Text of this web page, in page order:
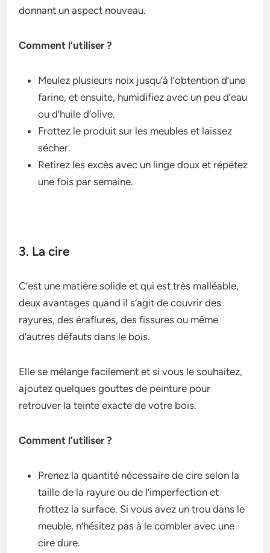
donnant un aspect nouveau.
Comment l’utiliser ?
Meulez plusieurs noix jusqu’à l’obtention d’une
farine, et ensuite, humidifiez avec un peu d’eau
ou d’huile d’olive.
Frottez le produit sur les meubles et laissez
sécher.
Retirez les excès avec un linge doux et répétez
une fois par semaine.
3. La cire
C’est une matière solide et qui est très malléable,
deux avantages quand il s’agit de couvrir des
rayures, des éraflures, des fissures ou même
d’autres défauts dans le bois.
Elle se mélange facilement et si vous le souhaitez,
ajoutez quelques gouttes de peinture pour
retrouver la teinte exacte de votre bois.
Comment l’utiliser ?
Prenez la quantité nécessaire de cire selon la
taille de la rayure ou de l’imperfection et
frottez la surface. Si vous avez un trou dans le
meuble, n’hésitez pas à le combler avec une
cire dure.